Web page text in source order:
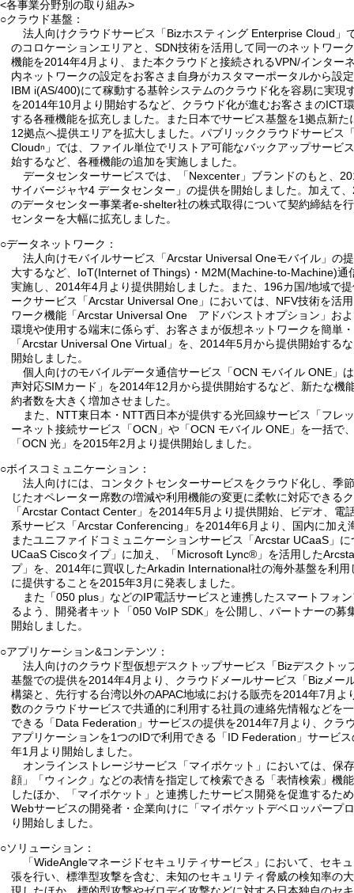
<各事業分野別の取り組み>
○クラウド基盤：
法人向けクラウドサービス「Bizホスティング Enterprise Cloud」
のコロケーションエリアと、SDN技術を活用して同一のネットワー
機能を2014年4月より、また本クラウドと接続されるVPN/インター
内ネットワークの設定をお客さま自身がカスタマーポータルから設
IBM i(AS/400)にて稼動する基幹システムのクラウド化を容易に実現
を2014年10月より開始するなど、クラウド化が進むお客さまのICT
する各種機能を拡充しました。また日本でサービス基盤を1拠点新
12拠点へ提供エリアを拡大しました。パブリッククラウドサービス
Cloudn 」では、ファイル単位でリストア可能なバックアップサービ
始するなど、各種機能の追加を実施しました。
データセンターサービスでは、「Nexcenter」ブランドのもと、
サイバージャヤ4 データセンター」の提供を開始しました。加えて
のデータセンター事業者e-shelter社の株式取得について契約締結を
センターを大幅に拡充しました。
○データネットワーク：
法人向けモバイルサービス「Arcstar Universal Oneモバイル」の
大するなど、IoT(Internet of Things)・M2M(Machine-to-Machine)通
実施し、2014年4月より提供開始しました。また、196カ国/地域で
ークサービス「Arcstar Universal One」においては、NFV技術を活
ワーク機能「Arcstar Universal One アドバンストオプション」お
環境や使用する端末に係らず、お客さまが仮想ネットワークを簡単
「Arcstar Universal One Virtual」を、2014年5月から提供開始する
開始しました。
個人向けのモバイルデータ通信サービス「OCN モバイル ONE」
声対応SIMカード」を2014年12月から提供開始するなど、新たな機
約者数を大きく増加させました。
また、NTT東日本・NTT西日本が提供する光回線サービス「フレ
ーネット接続サービス「OCN」や「OCN モバイル ONE」を一括で
「OCN 光」を2015年2月より提供開始しました。
○ボイスコミュニケーション：
法人向けには、コンタクトセンターサービスをクラウド化し、季
じたオペレーター席数の増減や利用機能の変更に柔軟に対応できる
「Arcstar Contact Center」を2014年5月より提供開始、ビデオ、電
系サービス「Arcstar Conferencing」を2014年6月より、国内に加え
またユニファイドコミュニケーションサービス「Arcstar UCaaS」
UCaaS Ciscoタイプ」に加え、「Microsoft Lync®」を活用した
プ」を、2014年に買収したArkadin International社の海外基盤を利
に提供することを2015年3月に発表しました。
また「050 plus」などのIP電話サービスと連携したスマートフォ
るよう、開発者キット「050 VoIP SDK」を公開し、パートナーの募
開始しました。
○アプリケーション&コンテンツ：
法人向けのクラウド型仮想デスクトップサービス「Bizデスクトッ
基盤での提供を2014年4月より、クラウドメールサービス「Bizメー
構築と、先行する台湾以外のAPAC地域における販売を2014年7月よ
数のクラウドサービスで共通的に利用する社員の連絡先情報などを
できる「Data Federation」サービスの提供を2014年7月より、クラ
アプリケーションを1つのIDで利用できる「ID Federation」サービ
年1月より開始しました。
オンラインストレージサービス「マイポケット」においては、保
顔」「ウィンク」などの表情を指定して検索できる「表情検索」機
したほか、「マイポケット」と連携したサービス開発を促進するた
Webサービスの開発者・企業向けに「マイポケットデベロッパープ
り開始しました。
○ソリューション：
「WideAngleマネージドセキュリティサービス」において、セキ
張を行い、標準型攻撃を含む、未知のセキュリティ脅威の検知率の